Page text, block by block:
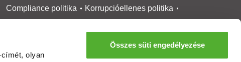
olyan
Összes süti engedélyezése
Compliance politika Korrupcióellenes politika
Médiaajánlat